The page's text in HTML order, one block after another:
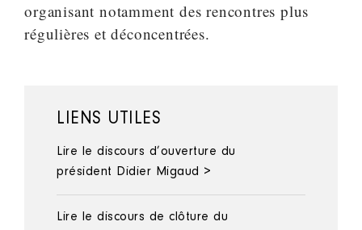
organisant notamment des rencontres plus
régulières et déconcentrées.
LIENS UTILES
Lire le discours d’ouverture du
président Didier Migaud >
Lire le discours de clôture du